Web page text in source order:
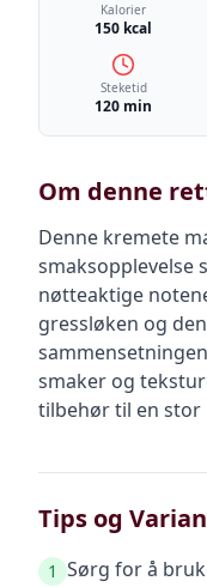
Kalorier
150 kcal
Steketid
120 min
Om denne
Denne kremete
smaksopplevelse
nøtteaktige
gressløken og
smaker og
tilbehør til en stor
Tips og
1 Sørg for å